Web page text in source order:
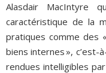
Alasdair MacIntyre
caractéristique de la
pratiques comme des
biens internes »,
rendues intelligibles